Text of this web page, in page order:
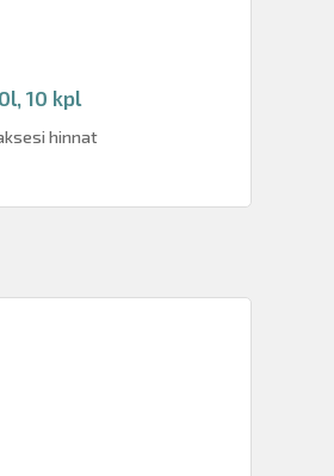
10 kpl
hinnat